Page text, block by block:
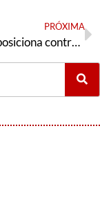
PRÓXIMA
CNDH se posiciona contra violações de direitos humanos causadas pela política econômica brasileira e pela Emenda do “Teto dos Gastos”